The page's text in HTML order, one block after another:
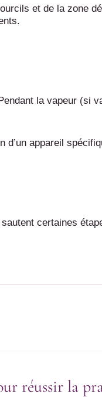
et de la zone
.
la vapeur (si
d’un appareil
certaines
réussir la